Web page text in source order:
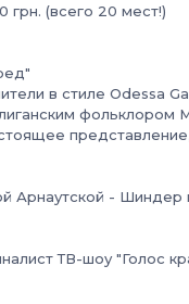
грн. (всего 20 мест!)
в стиле Odessa
- Шиндер
ТВ-шоу "Голос